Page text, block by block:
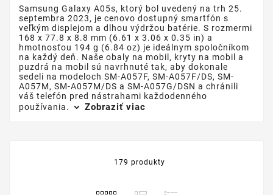
Samsung Galaxy A05s, ktorý bol uvedený na trh 25.
septembra 2023, je cenovo dostupný smartfón s
veľkým displejom a dlhou výdržou batérie. S rozmermi
168 x 77.8 x 8.8 mm (6.61 x 3.06 x 0.35 in) a
hmotnosťou 194 g (6.84 oz) je ideálnym spoločníkom
na každý deň. Naše obaly na mobil, kryty na mobil a
puzdrá na mobil sú navrhnuté tak, aby dokonale
sedeli na modeloch SM-A057F, SM-A057F/DS, SM-
A057M, SM-A057M/DS a SM-A057G/DSN a chránili
váš telefón pred nástrahami každodenného
používania.
Zobraziť viac
179 produkty